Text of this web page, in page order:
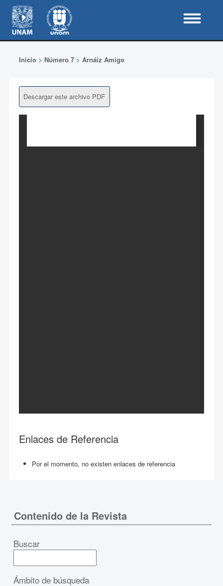
Inicio> Número 7> Arnáiz Amigo
Descargar este archivo PDF
Enlaces de Referencia
Por el momento, no existen enlaces de referencia
Contenido de la Revista
Buscar
Ámbito de búsqueda